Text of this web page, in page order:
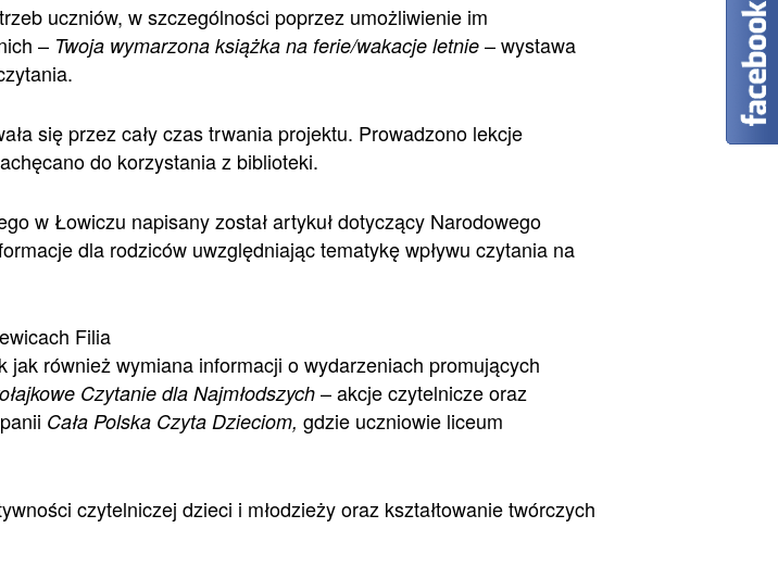
uczniów, w szczególności poprzez umożliwienie im
– Twoja wymarzona książka na ferie/wakacje letnie – wystawa
się przez cały czas trwania projektu. Prowadzono lekcje
do korzystania z biblioteki.
w Łowiczu napisany został artykuł dotyczący Narodowego
dla rodziców uwzględniając tematykę wpływu czytania na
Filia
również wymiana informacji o wydarzeniach promujących
Czytanie dla Najmłodszych – akcje czytelnicze oraz
Cała Polska Czyta Dzieciom, gdzie uczniowie liceum
czytelniczej dzieci i młodzieży oraz kształtowanie twórczych